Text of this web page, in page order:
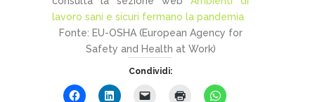
lavoro sani e sicuri fermano la pandemia
Fonte: EU-OSHA (European Agency for
Safety and Health at Work)
Condividi: